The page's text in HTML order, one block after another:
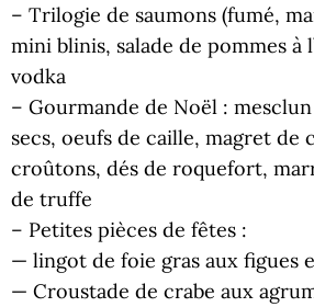
– Trilogie de saumons (fumé,
mini blinis, salade de pommes à
vodka
– Gourmande de Noël :
secs, oeufs de caille, magret de
croûtons, dés de roquefort,
de truffe
– Petites pièces de fêtes :
— lingot de foie gras aux figues
— Croustade de crabe aux